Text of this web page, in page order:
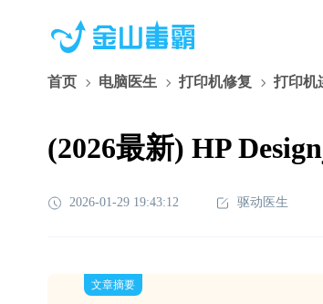
首页 电脑医生 打印机修复 打印机
(2026最新) HP
2026-01-29 19:43:12 驱动医生
文章摘要